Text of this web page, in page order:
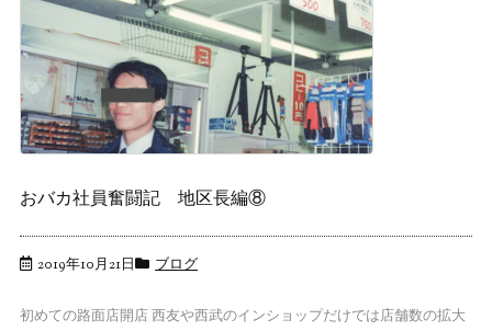
おバカ社員奮闘記 地区長編⑧
2019年10月21日 ブログ
初めての路面店開店 西友や西武のインショップだけでは店舗数の拡大